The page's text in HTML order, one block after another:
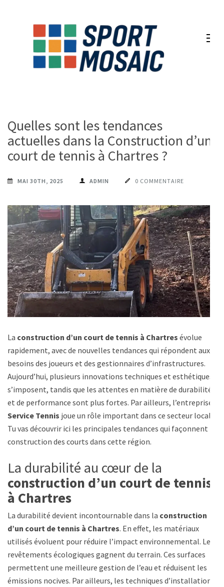
Quelles sont les tendances
actuelles dans la Construction d’un
court de tennis à Chartres ?
MAI 30TH, 2025 ADMIN 0 COMMENTAIRE
La construction d’un court de tennis à Chartres évolue
rapidement, avec de nouvelles tendances qui répondent aux
besoins des joueurs et des gestionnaires d’infrastructures.
Aujourd’hui, plusieurs innovations techniques et esthétiques
s’imposent, tandis que les attentes en matière de durabilité
et de performance sont plus fortes. Par ailleurs, l’entreprise
Service Tennis joue un rôle important dans ce secteur local.
Tu vas découvrir ici les principales tendances qui façonnent la
construction des courts dans cette région.
La durabilité au cœur de la
construction d’un court de tennis
à Chartres
La durabilité devient incontournable dans la construction
d’un court de tennis à Chartres. En effet, les matériaux
utilisés évoluent pour réduire l’impact environnemental. Les
revêtements écologiques gagnent du terrain. Ces surfaces
permettent une meilleure gestion de l’eau et réduisent les
émissions nocives. Par ailleurs, les techniques d’installation